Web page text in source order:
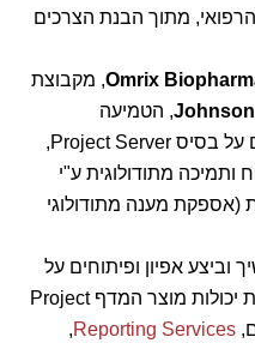
מתוך הבנת הצרכים
Omrix, מקבוצת
, הטמיעה
פי.אמ.טים מערכת לניהול פרויקטים על בסיס Project Server,
ותמיכה מתודולוגית ע"י
מענה מתודולוגי
אפיון ופיתוחים על
בסיס Point Share שאינם במסגרת יכולות מוצר המדף Project
Reporting Services
,